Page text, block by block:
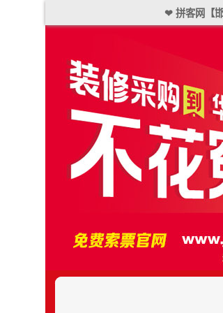
❤ 拼客网【